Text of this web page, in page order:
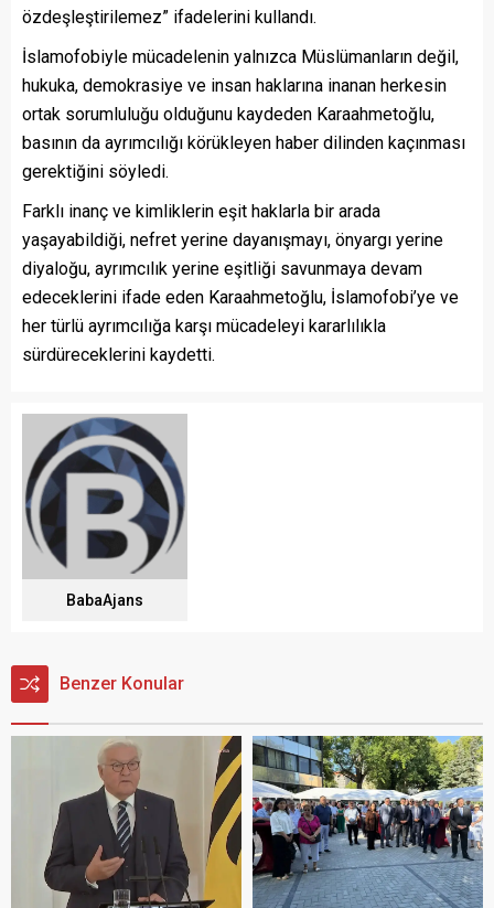
özdeşleştirilemez” ifadelerini kullandı.
İslamofobiyle mücadelenin yalnızca Müslümanların değil,
hukuka, demokrasiye ve insan haklarına inanan herkesin
ortak sorumluluğu olduğunu kaydeden Karaahmetoğlu,
basının da ayrımcılığı körükleyen haber dilinden kaçınması
gerektiğini söyledi.
Farklı inanç ve kimliklerin eşit haklarla bir arada
yaşayabildiği, nefret yerine dayanışmayı, önyargı yerine
diyaloğu, ayrımcılık yerine eşitliği savunmaya devam
edeceklerini ifade eden Karaahmetoğlu, İslamofobi’ye ve
her türlü ayrımcılığa karşı mücadeleyi kararlılıkla
sürdüreceklerini kaydetti.
BabaAjans
Benzer Konular